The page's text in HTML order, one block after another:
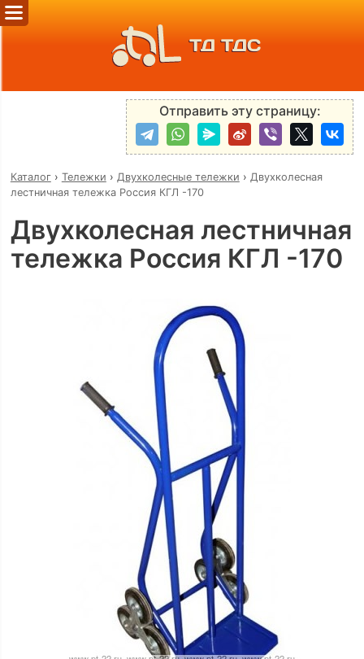
ТД ТДС
Отправить эту страницу:
Каталог› Тележки › Двухколесные тележки › Двухколесная
лестничная тележка Россия КГЛ -170
Двухколесная лестничная
тележка Россия КГЛ -170